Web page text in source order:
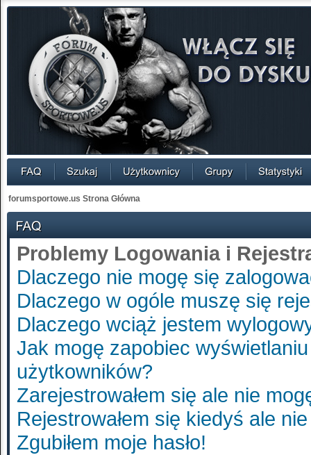
forumsportowe.us Strona Główna
Problemy Logowania i
Dlaczego nie mogę się
Dlaczego w ogóle muszę się
Dlaczego wciąż jestem
Jak mogę zapobiec
użytkowników?
Zarejestrowałem się ale nie
Rejestrowałem się kiedyś ale
Zgubiłem moje hasło!